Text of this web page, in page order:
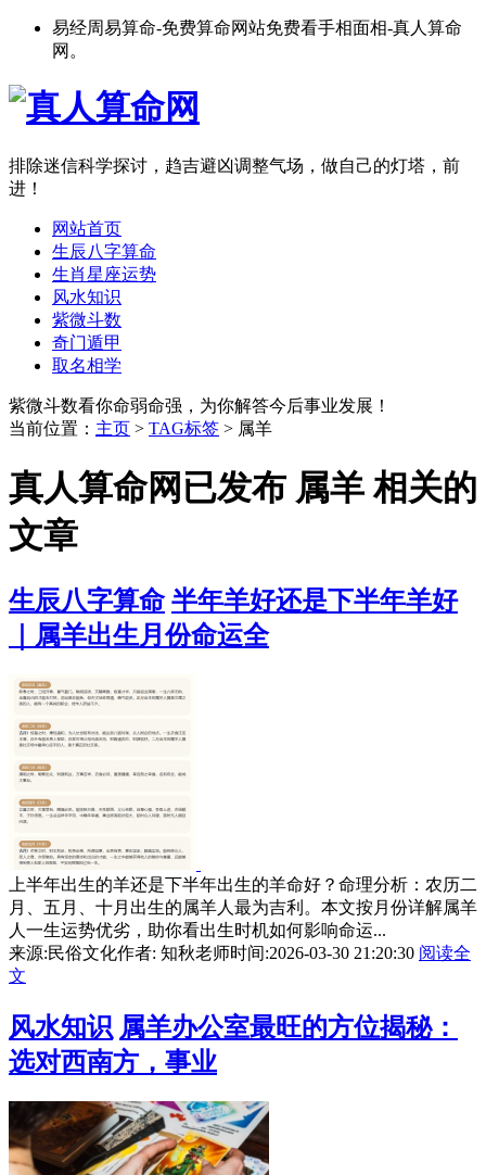
易经周易算命-免费算命网站免费看手相面相-真人算命
网。
排除迷信科学探讨，趋吉避凶调整气场，做自己的灯塔，前
进！
网站首页
生辰八字算命
生肖星座运势
风水知识
紫微斗数
奇门遁甲
取名相学
紫微斗数看你命弱命强，为你解答今后事业发展！
当前位置： 主页 > TAG标签 > 属羊
真人算命网已发布 属羊 相关的
文章
生辰八字算命 半年羊好还是下半年羊好
｜属羊出生月份命运全
上半年出生的羊还是下半年出生的羊命好？命理分析：农历二
月、五月、十月出生的属羊人最为吉利。本文按月份详解属羊
人一生运势优劣，助你看出生时机如何影响命运...
来源:民俗文化作者: 知秋老师时间:2026-03-30 21:20:30 阅读全
文
风水知识 属羊办公室最旺的方位揭秘：
选对西南方，事业